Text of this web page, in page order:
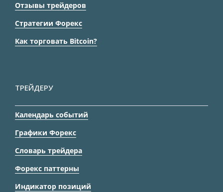
Отзывы трейдеров
Стратегии Форекс
Как торговать Bitcoin?
ТРЕЙДЕРУ
Календарь событий
Графики Форекс
Словарь трейдера
Форекс паттерны
Индикатор позиций